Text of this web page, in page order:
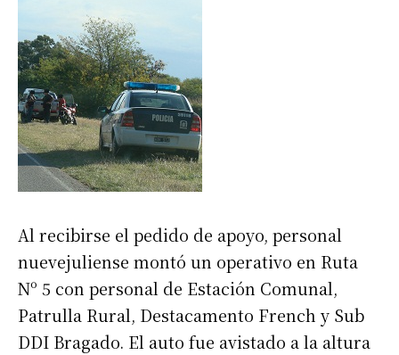
Al recibirse el pedido de apoyo, personal
nuevejuliense montó un operativo en Ruta
Nº 5 con personal de Estación Comunal,
Patrulla Rural, Destacamento French y Sub
DDI Bragado. El auto fue avistado a la altura